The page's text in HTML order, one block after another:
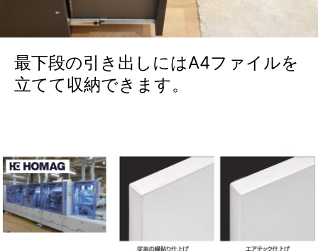
最下段の引き出しにはA4ファイルを
立てて収納できます。